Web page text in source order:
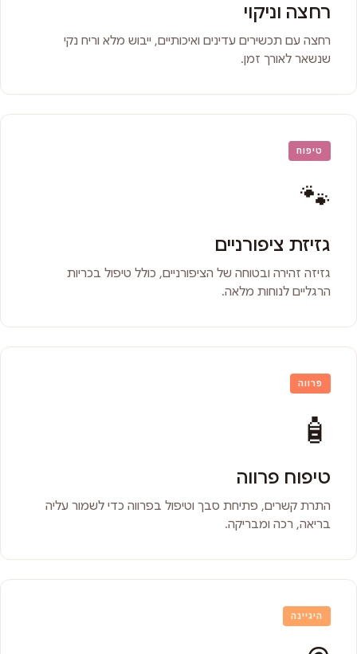
רחצה וניקוי
רחצה עם תכשירים עדינים ואיכותיים, ייבוש מלא וריח נקי
שנשאר לאורך זמן.
טיפוח
🐾
גזיזת ציפורניים
גזיזה זהירה ובטוחה של הציפורניים, כולל טיפול בכריות
הרגליים לנוחות מלאה.
פרווה
🧴
טיפוח פרווה
התרת קשרים, פתיחת סבך וטיפול בפרווה כדי לשמור עליה
בריאה, רכה ומבריקה.
היגיינה